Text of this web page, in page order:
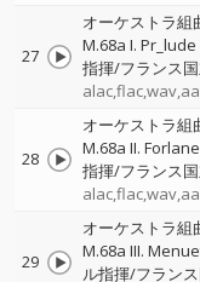
27
オーケストラ組
M.68a I. Pr_lude
指揮/フランス
28
オーケストラ組
M.68a II. Forlane
指揮/フランス
29
オーケストラ組
M.68a III.
ル指揮/フラン